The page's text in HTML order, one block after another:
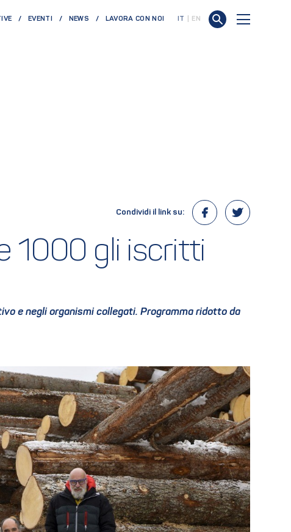
EVENTI NEWS LAVORA CON NOI IT EN
Condividi il link su:
1000 gli iscritti
e negli organismi collegati. Programma ridotto da